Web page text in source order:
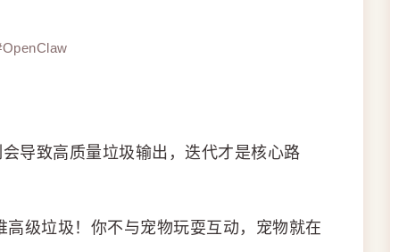
OpenClaw
导致高质量垃圾输出，迭代才是核心路
级垃圾！你不与宠物玩耍互动，宠物就在